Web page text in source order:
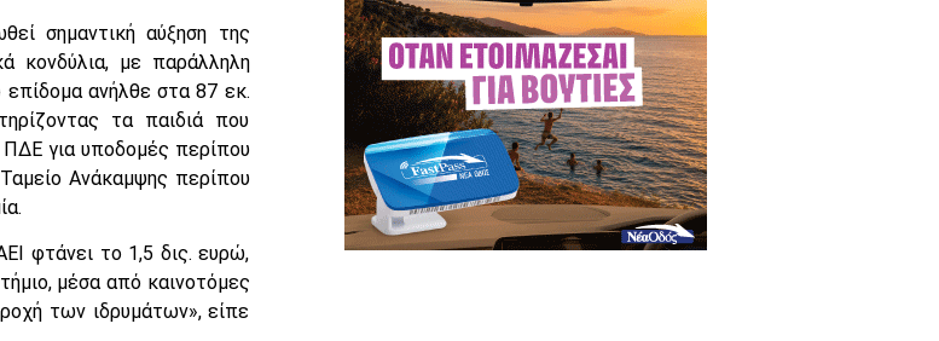
σημαντική αύξηση της
κονδύλια, με παράλληλη
επίδομα ανήλθε στα 87 εκ.
τα παιδιά που
για υποδομές περίπου
Ανάκαμψης περίπου
φτάνει το 1,5 δις. ευρώ,
μέσα από καινοτόμες
των ιδρυμάτων», είπε